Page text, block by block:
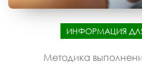
ИНФОРМАЦИЯ
Методика